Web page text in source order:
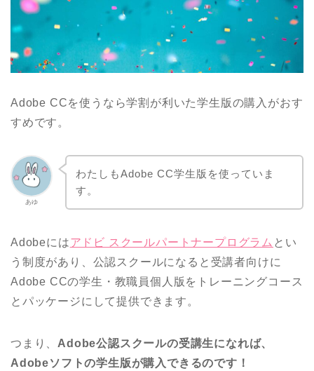
Adobe CCを使うなら学割が利いた学生版の購入がおす
すめです。
あゆ
わたしもAdobe CC学生版を使っていま
す。
Adobeにはアドビ スクールパートナープログラム とい
う制度があり、公認スクールになると受講者向けに
Adobe CCの学生・教職員個人版をトレーニングコース
とパッケージにして提供できます。
つまり、 Adobe公認スクールの受講生になれば、
Adobeソフトの学生版が購入できるのです！